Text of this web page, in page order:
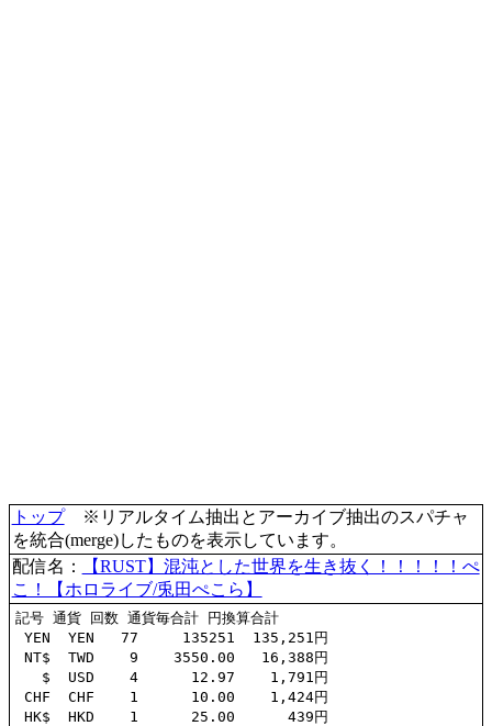
トップ※リアルタイム抽出とアーカイブ抽出のスパチャ
を統合(merge)したものを表示しています。
配信名：
【RUST】混沌とした世界を生き抜く！！！！！ぺ
こ！【ホロライブ/兎田ぺこら】
記号 通貨 回数 通貨毎合計 円換算合計
YEN  YEN   77     135251  135,251円
NT$  TWD    9    3550.00   16,388円
   $  USD    4      12.97    1,791円
CHF  CHF    1      10.00    1,424円
HK$  HKD    1      25.00      439円